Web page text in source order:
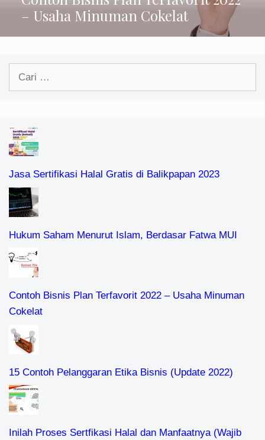
– Usaha Minuman Cokelat
Cari
Jasa Sertifikasi Halal Gratis di Balikpapan 2023
Hukum Saham Menurut Islam, Berdasar Fatwa MUI
Contoh Bisnis Plan Terfavorit 2022 – Usaha Minuman
Cokelat
15 Contoh Pelanggaran Etika Bisnis (Update 2022)
Inilah Proses Sertfikasi Halal dan Manfaatnya (Wajib